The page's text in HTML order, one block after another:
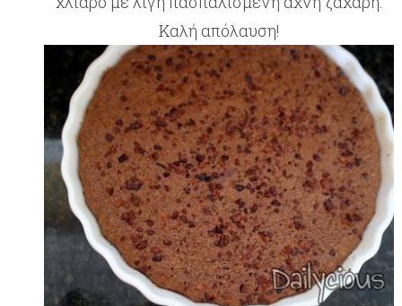
Καλή απόλαυση!